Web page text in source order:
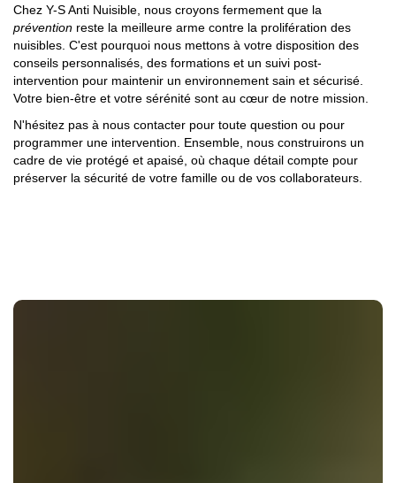
Chez Y-S Anti Nuisible, nous croyons fermement que la
prévention reste la meilleure arme contre la prolifération des
nuisibles. C'est pourquoi nous mettons à votre disposition des
conseils personnalisés, des formations et un suivi post-
intervention pour maintenir un environnement sain et sécurisé.
Votre bien-être et votre sérénité sont au cœur de notre mission.
N'hésitez pas à nous contacter pour toute question ou pour
programmer une intervention. Ensemble, nous construirons un
cadre de vie protégé et apaisé, où chaque détail compte pour
préserver la sécurité de votre famille ou de vos collaborateurs.